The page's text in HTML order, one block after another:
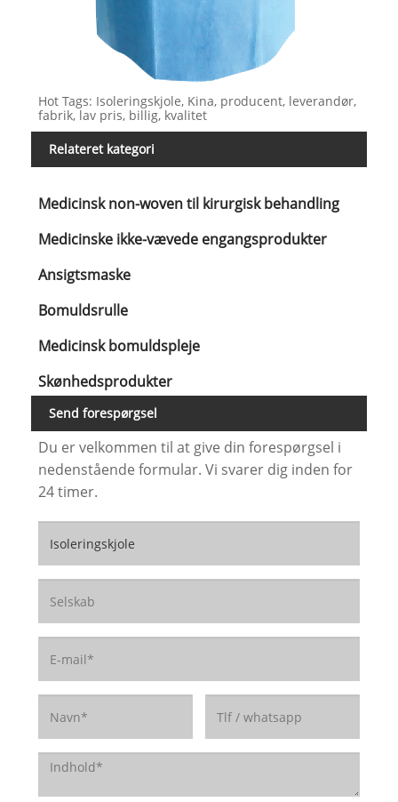
Hot Tags: Isoleringskjole, Kina, producent, leverandør,
fabrik, lav pris, billig, kvalitet
Relateret kategori
Medicinsk non-woven til kirurgisk behandling
Medicinske ikke-vævede engangsprodukter
Ansigtsmaske
Bomuldsrulle
Medicinsk bomuldspleje
Skønhedsprodukter
Send forespørgsel
Du er velkommen til at give din forespørgsel i
nedenstående formular. Vi svarer dig inden for
24 timer.